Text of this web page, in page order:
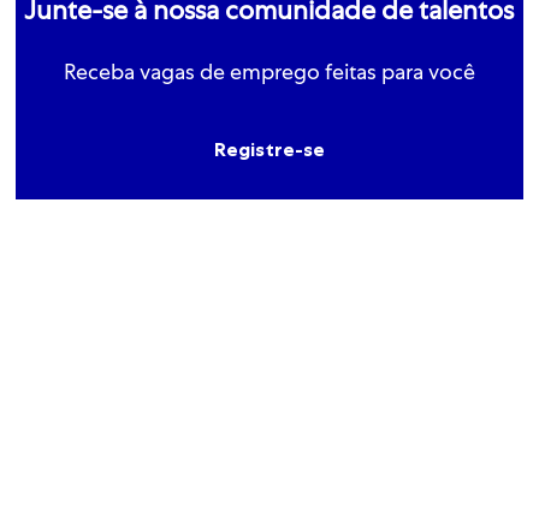
Junte-se à nossa comunidade de talentos
Receba vagas de emprego feitas para você
Registre-se